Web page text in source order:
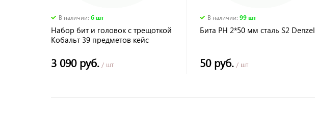
В наличии: 6 шт
Набор бит и головок с трещоткой
Кобальт 39 предметов кейс
3 090 руб. / шт
В наличии: 99 шт
Бита PH 2*50 мм сталь S2 Denzel
50 руб./ шт